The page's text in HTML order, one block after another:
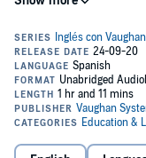
nos aburre o
divertido y ameno. En
audio estupendo, sino
míticas, las hemos
voz de Rachelle
Richard Vaughan y a
Canciones